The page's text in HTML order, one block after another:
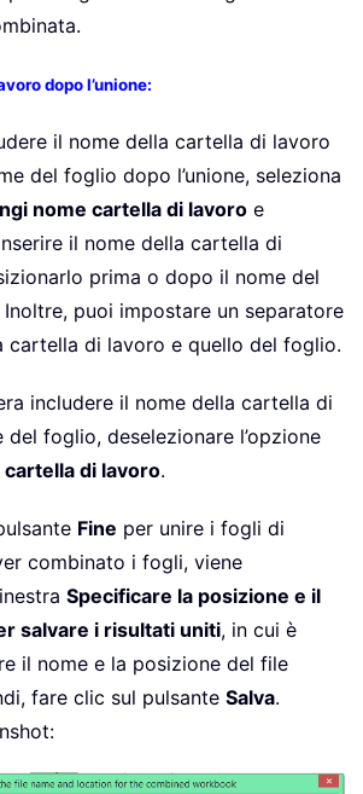
dopo l’unione:
il nome della cartella di lavoro
del foglio dopo l’unione, seleziona
nome cartella di lavoro e
il nome della cartella di
prima o dopo il nome del
puoi impostare un separatore
cartella di lavoro e quello del foglio.
includere il nome della cartella di
del foglio, deselezionare l’opzione
di lavoro.
Fine per unire i fogli di
combinato i fogli, viene
Specificare la posizione e il
salvare i risultati uniti, in cui è
il nome e la posizione del file
fare clic sul pulsante Salva.